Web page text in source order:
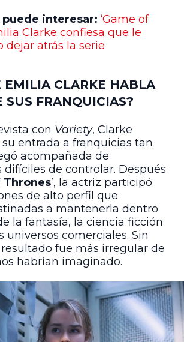
interesar: ‘Game of
Clarke confiesa que le
dejar atrás la serie
EMILIA CLARKE HABLA
SUS FRANQUICIAS?
con Variety, Clarke
entrada a franquicias tan
acompañada de
difíciles de controlar. Después
Thrones’, la actriz participó
de alto perfil que
a mantenerla dentro
la fantasía, la ciencia ficción
universos comerciales. Sin
fue más irregular de
habrían imaginado.